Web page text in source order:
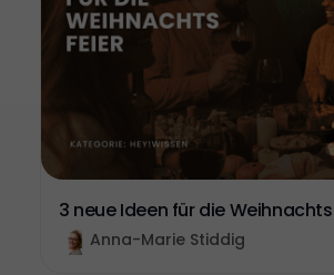
3 neue Ideen für die
Anna-Marie Stiddig